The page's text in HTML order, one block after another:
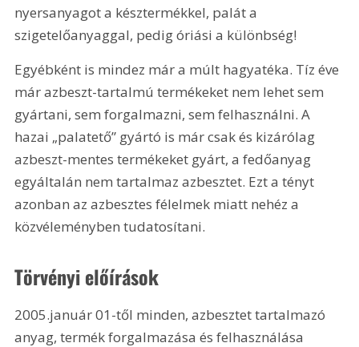
nyersanyagot a késztermékkel, palát a
szigetelőanyaggal, pedig óriási a különbség!
Egyébként is mindez már a múlt hagyatéka. Tíz éve
már azbeszt-tartalmú termékeket nem lehet sem
gyártani, sem forgalmazni, sem felhasználni. A
hazai „palatető” gyártó is már csak és kizárólag
azbeszt-mentes termékeket gyárt, a fedőanyag
egyáltalán nem tartalmaz azbesztet. Ezt a tényt
azonban az azbesztes félelmek miatt nehéz a
közvéleményben tudatosítani.
Törvényi előírások
2005.január 01-től minden, azbesztet tartalmazó
anyag, termék forgalmazása és felhasználása